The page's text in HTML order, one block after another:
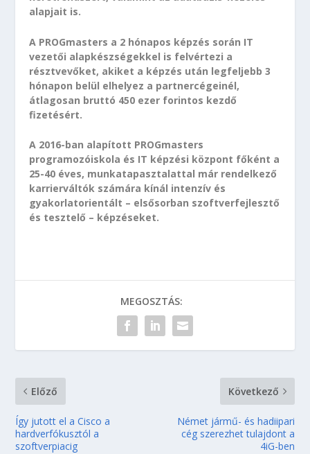
alapjait is.
A PROGmasters a 2 hónapos képzés során IT
vezetői alapkészségekkel is felvértezi a
résztvevőket, akiket a képzés után legfeljebb 3
hónapon belül elhelyez a partnercégeinél,
átlagosan bruttó 450 ezer forintos kezdő
fizetésért.
A 2016-ban alapított PROGmasters
programozóiskola és IT képzési központ főként a
25-40 éves, munkatapasztalattal már rendelkező
karrierváltók számára kínál intenzív és
gyakorlatorientált – elsősorban szoftverfejlesztő
és tesztelő – képzéseket.
MEGOSZTÁS:
Előző
Így jutott el a Cisco a
hardverfókusztól a
szoftverpiacig
Következő
Német jármű- és hadiipari
cég szerezhet tulajdont a
4iG-ben